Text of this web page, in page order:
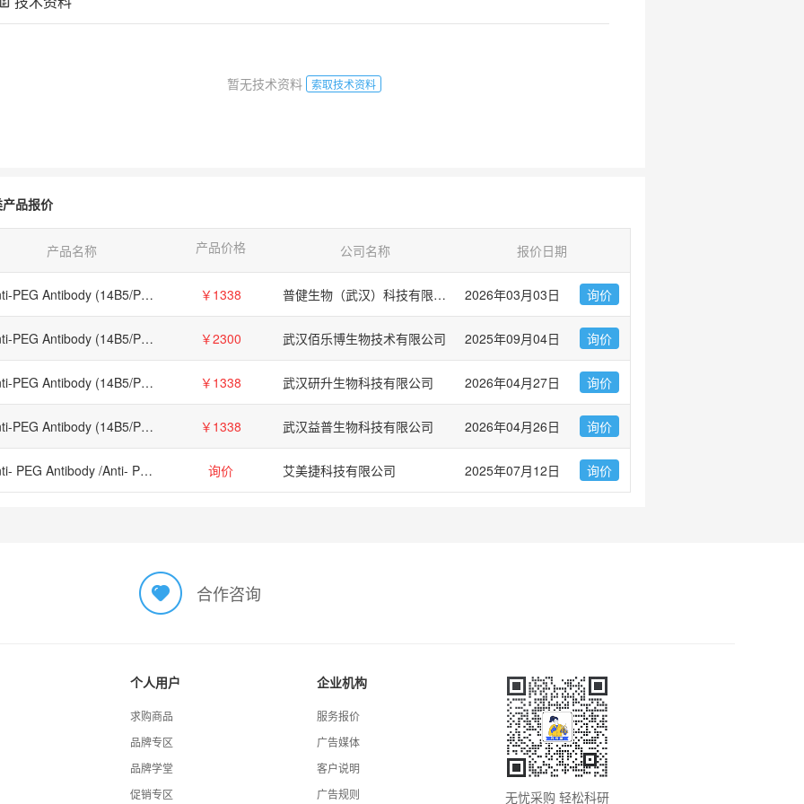
暂无技术资料 索取技术资料
品报价
产品名称 产品价格 公司名称 报价日期
Anti-PEG Antibody (14B5/PEG.1a), 抗PEG抗体 (14B5/PEG.1a) ￥1338 普健生物（武汉）科技有限公司 2026年03月03日 询价
Anti-PEG Antibody (14B5/PEG.1a) ￥2300 武汉佰乐博生物技术有限公司 2025年09月04日 询价
Anti-PEG Antibody (14B5/PEG.1a) ￥1338 武汉研升生物科技有限公司 2026年04月27日 询价
Anti-PEG Antibody (14B5/PEG.1b) ￥1338 武汉益普生物科技有限公司 2026年04月26日 询价
Anti- PEG Antibody /Anti- PEG Antibody /Anti- PEG Antibody 询价 艾美捷科技有限公司 2025年07月12日 询价
合作咨询
个人用户
求购商品
品牌专区
品牌学堂
促销专区
企业机构
服务报价
广告媒体
客户说明
广告规则
无忧采购 轻松科研